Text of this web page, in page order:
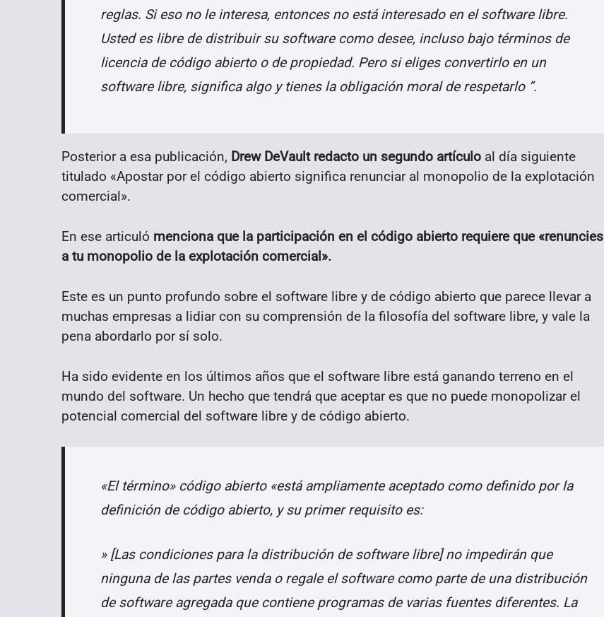
reglas. Si eso no le interesa, entonces no está interesado en el software libre.
Usted es libre de distribuir su software como desee, incluso bajo términos de
licencia de código abierto o de propiedad. Pero si eliges convertirlo en un
software libre, significa algo y tienes la obligación moral de respetarlo ”.
Posterior a esa publicación, Drew DeVault redacto un segundo artículo al día siguiente
titulado «Apostar por el código abierto significa renunciar al monopolio de la explotación
comercial».
En ese articuló menciona que la participación en el código abierto requiere que «renuncies
a tu monopolio de la explotación comercial».
Este es un punto profundo sobre el software libre y de código abierto que parece llevar a
muchas empresas a lidiar con su comprensión de la filosofía del software libre, y vale la
pena abordarlo por sí solo.
Ha sido evidente en los últimos años que el software libre está ganando terreno en el
mundo del software. Un hecho que tendrá que aceptar es que no puede monopolizar el
potencial comercial del software libre y de código abierto.
«El término» código abierto «está ampliamente aceptado como definido por la
definición de código abierto, y su primer requisito es:
» [Las condiciones para la distribución de software libre] no impedirán que
ninguna de las partes venda o regale el software como parte de una distribución
de software agregada que contiene programas de varias fuentes diferentes. La